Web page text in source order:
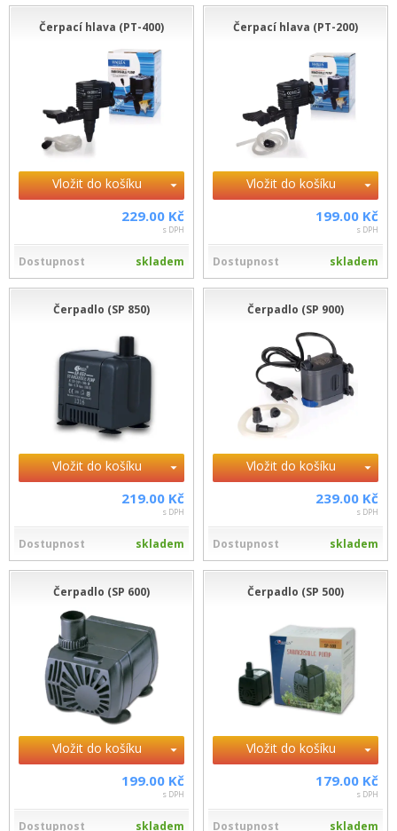
Čerpací hlava (PT-400)
Vložit do košíku
229.00 Kč
s DPH
Dostupnost skladem
Čerpací hlava (PT-200)
Vložit do košíku
199.00 Kč
s DPH
Dostupnost skladem
Čerpadlo (SP 850)
Vložit do košíku
219.00 Kč
s DPH
Dostupnost skladem
Čerpadlo (SP 900)
Vložit do košíku
239.00 Kč
s DPH
Dostupnost skladem
Čerpadlo (SP 600)
Vložit do košíku
199.00 Kč
s DPH
Dostupnost skladem
Čerpadlo (SP 500)
Vložit do košíku
179.00 Kč
s DPH
Dostupnost skladem